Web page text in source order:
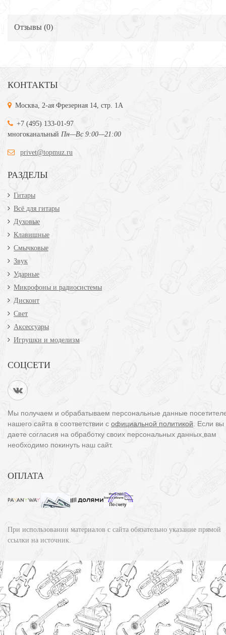
Отзывы (0)
КОНТАКТЫ
Москва, 2-ая Фрезерная 14, стр. 1А
+7 (495) 133-01-97
многоканальный Пн—Вс 9:00—21:00
privet@topmuz.ru
РАЗДЕЛЫ
Гитары
Всё для гитары
Духовые
Клавишные
Смычковые
Звук
Ударные
Микрофоны и радиосистемы
Дисконт
Свет
Аксессуары
Игрушки и моделизм
СОЦСЕТИ
Мы получаем и обрабатываем персональные данные
нашего сайта в соответствии с официальной политикой . Если
даете согласия на обработку своих персональных данных,вам
необходимо покинуть наш сайт.
ОПЛАТА
При использовании материалов с сайта обязательно указание прямой
ссылки на источник.